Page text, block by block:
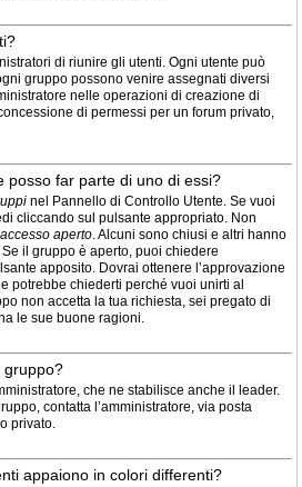
di riunire gli utenti. Ogni utente può
gruppo possono venire assegnati diversi
nelle operazioni di creazione di
di permessi per un forum privato,
posso far parte di uno di essi?
nel Pannello di Controllo Utente. Se vuoi
cliccando sul pulsante appropriato. Non
accesso aperto. Alcuni sono chiusi e altri hanno
il gruppo è aperto, puoi chiedere
apposito. Dovrai ottenere l’approvazione
potrebbe chiederti perché vuoi unirti al
non accetta la tua richiesta, sei pregato di
le sue buone ragioni.
gruppo?
che ne stabilisce anche il leader.
contatta l’amministratore, via posta
privato.
appaiono in colori differenti?